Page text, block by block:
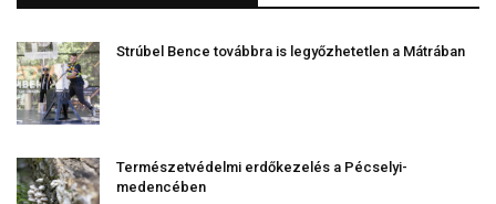
Strúbel Bence továbbra is legyőzhetetlen a Mátrában
Természetvédelmi erdőkezelés a Pécselyi-
medencében